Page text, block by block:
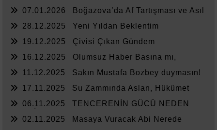
07.01.2026
Boğazova’da Af Tartışması ve Asıl
28.12.2025
Yeni Yıldan Beklentim
19.12.2025
Çivisi Çıkan Gündem
16.12.2025
Olumsuz Haber Basına mı,
11.12.2025
Sakın Mustafa Bozbey duymasın!
17.11.2025
Su Zammında Aslan, Hükümet
06.11.2025
TENCERENİN GÜCÜ NEDEN
02.11.2025
Masaya Vuracak Abi Nerede